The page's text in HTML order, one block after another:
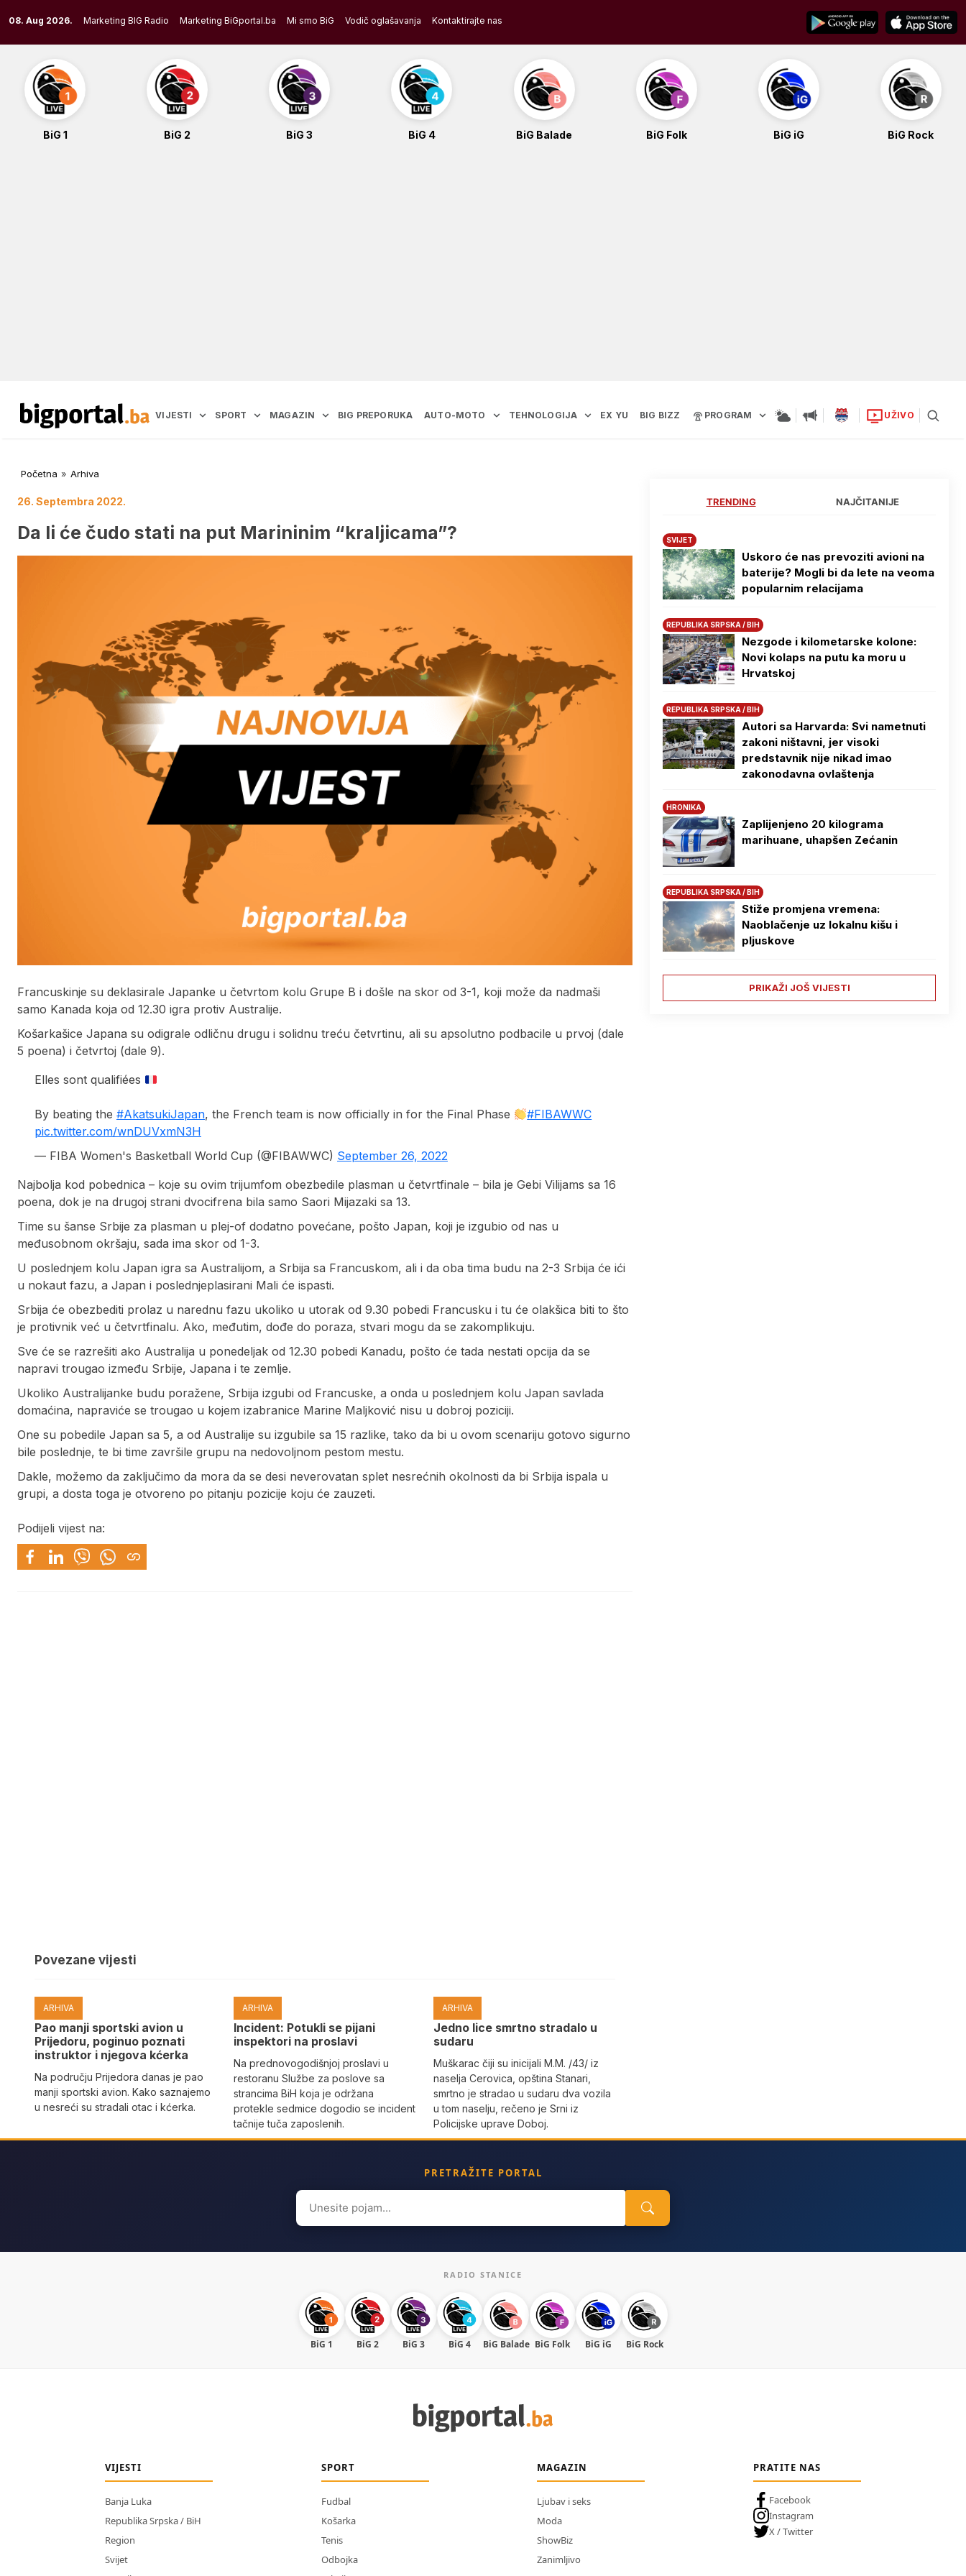
to
content
08. Aug 2026. Marketing BIG Radio Marketing BiGportal.ba Mi smo BiG Vodič oglašavanja Kontaktirajte nas
BiG 1 BiG 2 BiG 3 BiG 4 BiG Balade BiG Folk BiG iG BiG Rock
VIJESTI SPORT MAGAZIN BIG PREPORUKA AUTO-MOTO TEHNOLOGIJA EX YU BIG BIZZ PROGRAM UŽIVO
Početna » Arhiva
26. Septembra 2022.
Da li će čudo stati na put Marininim “kraljicama”?
Francuskinje su deklasirale Japanke u četvrtom kolu Grupe B i došle na skor od 3-1, koji može da nadmaši
samo Kanada koja od 12.30 igra protiv Australije.
Košarkašice Japana su odigrale odličnu drugu i solidnu treću četvrtinu, ali su apsolutno podbacile u prvoj (dale
5 poena) i četvrtoj (dale 9).
Elles sont qualifiées
By beating the #AkatsukiJapan, the French team is now officially in for the Final Phase
#FIBAWWC
pic.twitter.com/wnDUVxmN3H
— FIBA Women's Basketball World Cup (@FIBAWWC) September 26, 2022
Najbolja kod pobednica – koje su ovim trijumfom obezbedile plasman u četvrtfinale – bila je Gebi Vilijams sa 16
poena, dok je na drugoj strani dvocifrena bila samo Saori Mijazaki sa 13.
Time su šanse Srbije za plasman u plej-of dodatno povećane, pošto Japan, koji je izgubio od nas u
međusobnom okršaju, sada ima skor od 1-3.
U poslednjem kolu Japan igra sa Australijom, a Srbija sa Francuskom, ali i da oba tima budu na 2-3 Srbija će ići
u nokaut fazu, a Japan i poslednjeplasirani Mali će ispasti.
Srbija će obezbediti prolaz u narednu fazu ukoliko u utorak od 9.30 pobedi Francusku i tu će olakšica biti to što
je protivnik već u četvrtfinalu. Ako, međutim, dođe do poraza, stvari mogu da se zakomplikuju.
Sve će se razrešiti ako Australija u ponedeljak od 12.30 pobedi Kanadu, pošto će tada nestati opcija da se
napravi trougao između Srbije, Japana i te zemlje.
Ukoliko Australijanke budu poražene, Srbija izgubi od Francuske, a onda u poslednjem kolu Japan savlada
domaćina, napraviće se trougao u kojem izabranice Marine Maljković nisu u dobroj poziciji.
One su pobedile Japan sa 5, a od Australije su izgubile sa 15 razlike, tako da bi u ovom scenariju gotovo sigurno
bile poslednje, te bi time završile grupu na nedovoljnom pestom mestu.
Dakle, možemo da zaključimo da mora da se desi neverovatan splet nesrećnih okolnosti da bi Srbija ispala u
grupi, a dosta toga je otvoreno po pitanju pozicije koju će zauzeti.
Podijeli vijest na:
Povezane vijesti
ARHIVA
Pao manji sportski avion u
Prijedoru, poginuo poznati
instruktor i njegova kćerka
Na području Prijedora danas je pao
manji sportski avion. Kako saznajemo
u nesreći su stradali otac i kćerka.
ARHIVA
Incident: Potukli se pijani
inspektori na proslavi
Na prednovogodišnjoj proslavi u
restoranu Službe za poslove sa
strancima BiH koja je održana
protekle sedmice dogodio se incident
tačnije tuča zaposlenih.
ARHIVA
Јedno lice smrtno stradalo u
sudaru
Muškarac čiji su inicijali M.M. /43/ iz
naselja Cerovica, opština Stanari,
smrtno je stradao u sudaru dva vozila
u tom naselju, rečeno je Srni iz
Policijske uprave Doboj.
TRENDING NAJČITANIJE
SVIJET
Uskoro će nas prevoziti avioni na
baterije? Mogli bi da lete na veoma
popularnim relacijama
REPUBLIKA SRPSKA / BIH
Nezgode i kilometarske kolone:
Novi kolaps na putu ka moru u
Hrvatskoj
REPUBLIKA SRPSKA / BIH
Autori sa Harvarda: Svi nametnuti
zakoni ništavni, jer visoki
predstavnik nije nikad imao
zakonodavna ovlaštenja
HRONIKA
Zaplijenjeno 20 kilograma
marihuane, uhapšen Zećanin
REPUBLIKA SRPSKA / BIH
Stiže promjena vremena:
Naoblačenje uz lokalnu kišu i
pljuskove
PRIKAŽI JOŠ VIJESTI
PRETRAŽITE PORTAL
Search
for:
RADIO STANICE
BiG 1 BiG 2 BiG 3 BiG 4 BiG Balade BiG Folk BiG iG BiG Rock
VIJESTI
Banja Luka
Republika Srpska / BiH
Region
Svijet
SPORT
Fudbal
Košarka
Tenis
Odbojka
MAGAZIN
Ljubav i seks
Moda
ShowBiz
Zanimljivo
PRATITE NAS
Facebook
Instagram
X / Twitter